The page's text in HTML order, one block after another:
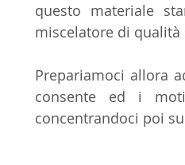
questo materiale
miscelatore di
Prepariamoci allora
consente ed i
concentrandoci poi